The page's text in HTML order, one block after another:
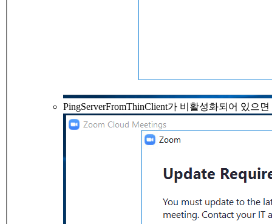
PingServerFromThinClient가 비활성화되어 있